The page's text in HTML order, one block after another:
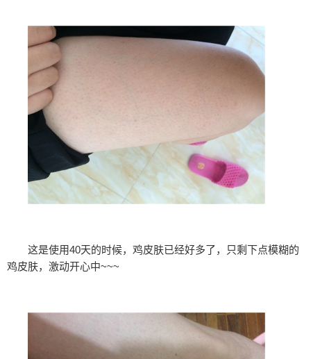
这是使用40天的时候，鸡皮肤已经好多了，只剩下点模糊的
鸡皮肤，激动开心中~~~